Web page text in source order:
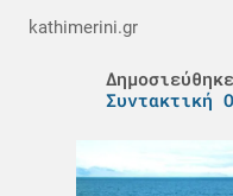
kathimerini.gr